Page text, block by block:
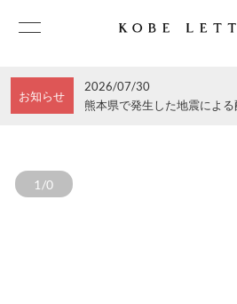
お知らせ
2026/07/30
熊本県で発生した地震によ
1/0